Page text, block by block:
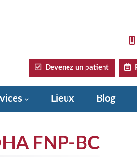
Devenez un patient
Lieux Blog
FNP-BC